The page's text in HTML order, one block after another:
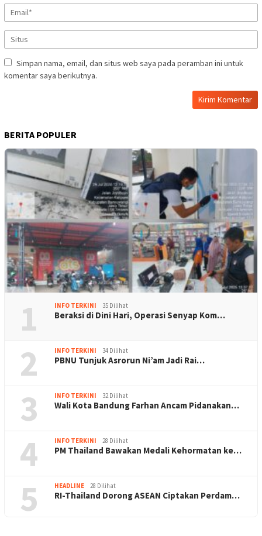
Simpan nama, email, dan situs web saya pada peramban ini untuk
komentar saya berikutnya.
BERITA POPULER
1 INFO TERKINI 35 Dilihat
Beraksi di Dini Hari, Operasi Senyap Kom…
2 INFO TERKINI 34 Dilihat
PBNU Tunjuk Asrorun Ni’am Jadi Rai…
3 INFO TERKINI 32 Dilihat
Wali Kota Bandung Farhan Ancam Pidanakan…
4 INFO TERKINI 28 Dilihat
PM Thailand Bawakan Medali Kehormatan ke…
5 HEADLINE 28 Dilihat
RI-Thailand Dorong ASEAN Ciptakan Perdam…